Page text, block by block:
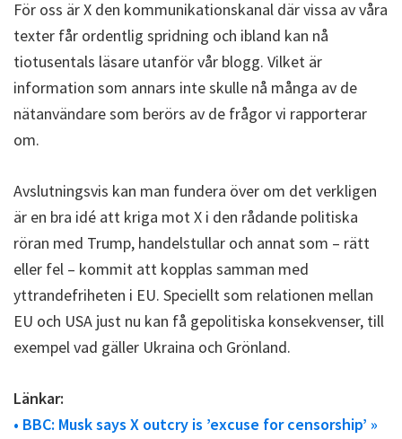
För oss är X den kommunikationskanal där vissa av våra
texter får ordentlig spridning och ibland kan nå
tiotusentals läsare utanför vår blogg. Vilket är
information som annars inte skulle nå många av de
nätanvändare som berörs av de frågor vi rapporterar
om.
Avslutningsvis kan man fundera över om det verkligen
är en bra idé att kriga mot X i den rådande politiska
röran med Trump, handelstullar och annat som – rätt
eller fel – kommit att kopplas samman med
yttrandefriheten i EU. Speciellt som relationen mellan
EU och USA just nu kan få gepolitiska konsekvenser, till
exempel vad gäller Ukraina och Grönland.
Länkar:
• BBC: Musk says X outcry is ’excuse for censorship’ »